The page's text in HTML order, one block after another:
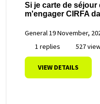
Si je carte de séjour
m'engager CIRFA
General19 November,
1 replies
527
VIEW DETAILS